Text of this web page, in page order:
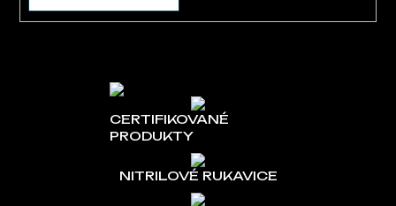
CERTIFIKOVANÉ
PRODUKTY
NITRILOVÉ RUKAVICE